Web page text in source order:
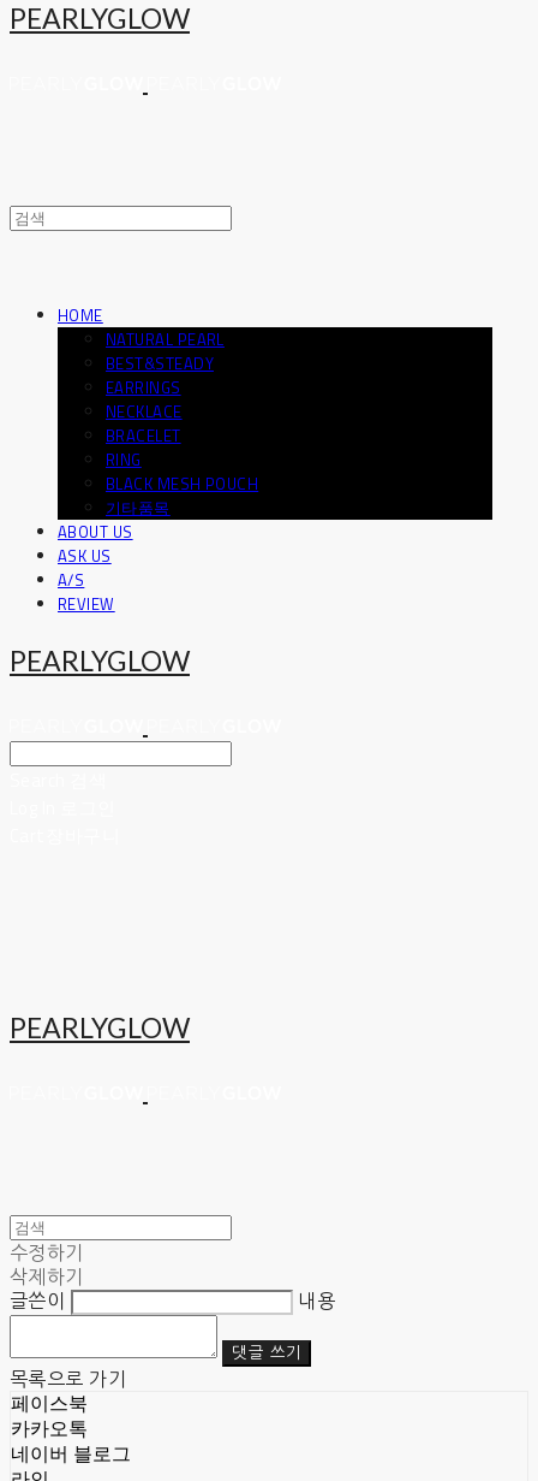
PEARLYGLOW
HOME
NATURAL PEARL
BEST&STEADY
EARRINGS
NECKLACE
BRACELET
RING
BLACK MESH POUCH
기타품목
ABOUT US
ASK US
A/S
REVIEW
PEARLYGLOW
PEARLYGLOW
수정하기
삭제하기
글쓴이
내용
댓글 쓰기
목록으로 가기
페이스북
카카오톡
네이버 블로그